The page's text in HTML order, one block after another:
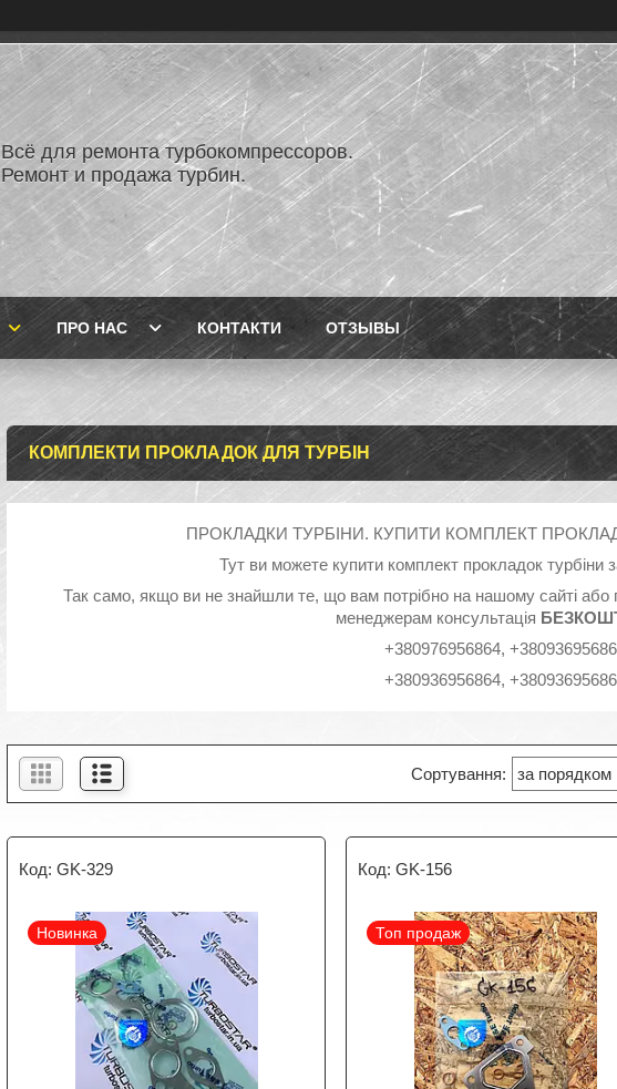
Всё для ремонта турбокомпрессоров.
Ремонт и продажа турбин.
ПРО НАС КОНТАКТИ ОТЗЫВЫ
КОМПЛЕКТИ ПРОКЛАДОК ДЛЯ ТУРБІН
ПРОКЛАДКИ ТУРБІНИ. КУПИТИ КОМПЛЕКТ
Тут ви можете купити комплект прокладок турбіни
Так само, якщо ви не знайшли те, що вам потрібно на нашому сайті або
менеджерам консультація
+380976956864,
+380936956864,
GK-329
Новинка
GK-156
Топ продаж